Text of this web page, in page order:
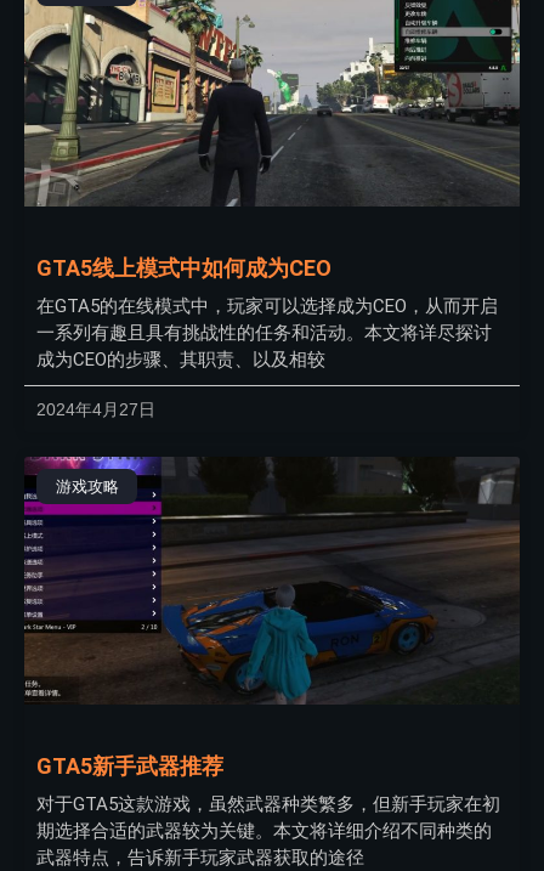
GTA5线上模式中如何成为CEO
在GTA5的在线模式中，玩家可以选择成为CEO，从而开启
一系列有趣且具有挑战性的任务和活动。本文将详尽探讨
成为CEO的步骤、其职责、以及相较
2024年4月27日
游戏攻略
GTA5新手武器推荐
对于GTA5这款游戏，虽然武器种类繁多，但新手玩家在初
期选择合适的武器较为关键。本文将详细介绍不同种类的
武器特点，告诉新手玩家武器获取的途径